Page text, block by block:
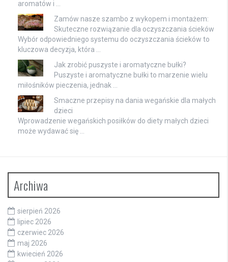
aromatów i …
Zamów nasze szambo z wykopem i montażem:
Skuteczne rozwiązanie dla oczyszczania ścieków
Wybór odpowiedniego systemu do oczyszczania ścieków to
kluczowa decyzja, która …
Jak zrobić puszyste i aromatyczne bułki?
Puszyste i aromatyczne bułki to marzenie wielu
miłośników pieczenia, jednak …
Smaczne przepisy na dania wegańskie dla małych
dzieci
Wprowadzenie wegańskich posiłków do diety małych dzieci
może wydawać się …
Archiwa
sierpień 2026
lipiec 2026
czerwiec 2026
maj 2026
kwiecień 2026